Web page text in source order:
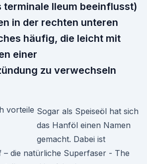
terminale Ileum beeinflusst)
in der rechten unteren
häufig, die leicht mit
einer
zu verwechseln
Sogar als Speiseöl hat sich
das Hanföl einen Namen
gemacht. Dabei ist
– die natürliche Superfaser - The